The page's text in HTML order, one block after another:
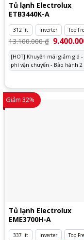
Tủ lạnh Electrolux
ETB3440K-A
312 lít Inverter Top
13.100.000₫ Giá
gốc
là:
[HOT] Khuyến mãi giảm giá
phí vận chuyển - Bảo hành 2
Giảm 32%
Tủ lạnh Electrolux
EME3700H-A
337 lít Inverter Top